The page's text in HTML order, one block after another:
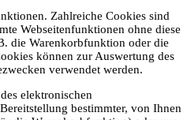
Zahlreiche Cookies sind
Webseitenfunktionen ohne diese
die Warenkorbfunktion oder die
können zur Auswertung des
verwendet werden.
elektronischen
bestimmter, von Ihnen